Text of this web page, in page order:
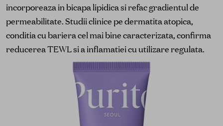
incorporeaza in bicapa lipidica si refac gradientul de
permeabilitate. Studii clinice pe dermatita atopica,
conditia cu bariera cel mai bine caracterizata, confirma
reducerea TEWL si a inflamatiei cu utilizare regulata.